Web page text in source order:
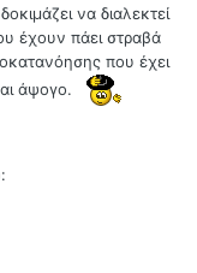
να διαλεκτεί
έχουν πάει στραβά
που έχει
άψογο.